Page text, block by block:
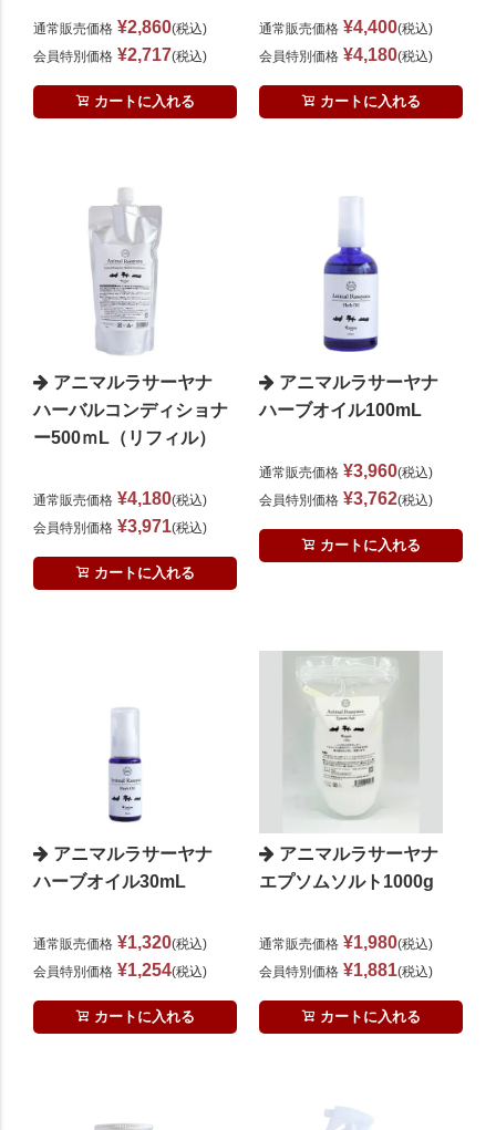
通常販売価格 ¥2,860 税込
会員特別価格 ¥2,717 税込
カートに入れる
通常販売価格 ¥4,400 税込
会員特別価格 ¥4,180 税込
カートに入れる
アニマルラサーヤナ
ハーバルコンディショナ
ー500ｍL（リフィル）
通常販売価格 ¥4,180 税込
会員特別価格 ¥3,971 税込
カートに入れる
アニマルラサーヤナ
ハーブオイル100mL
通常販売価格 ¥3,960 税込
会員特別価格 ¥3,762 税込
カートに入れる
アニマルラサーヤナ
ハーブオイル30mL
通常販売価格 ¥1,320 税込
会員特別価格 ¥1,254 税込
カートに入れる
アニマルラサーヤナ
エプソムソルト1000g
通常販売価格 ¥1,980 税込
会員特別価格 ¥1,881 税込
カートに入れる